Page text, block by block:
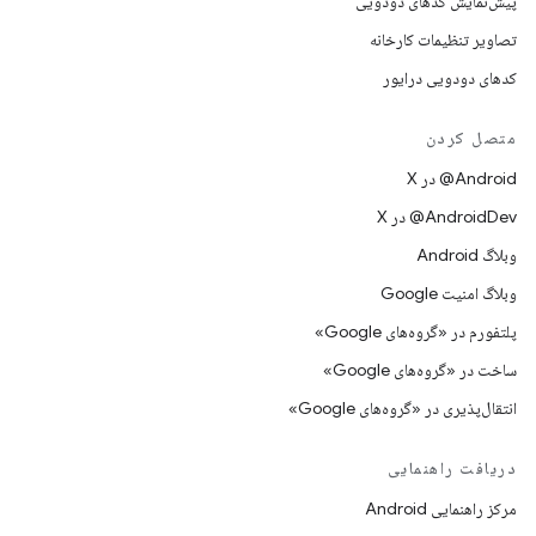
تصاویر تنظیمات کارخانه
کدهای دودویی درایور
متصل کردن
‫‎@Android در X
‫‎@AndroidDev در X
وبلاگ Android
وبلاگ امنیت Google
پلتفورم در «گروه‌های Google»
ساخت در «گروه‌های Google»
انتقال‌پذیری در «گروه‌های Google»
دریافت راهنمایی
مرکز راهنمایی Android